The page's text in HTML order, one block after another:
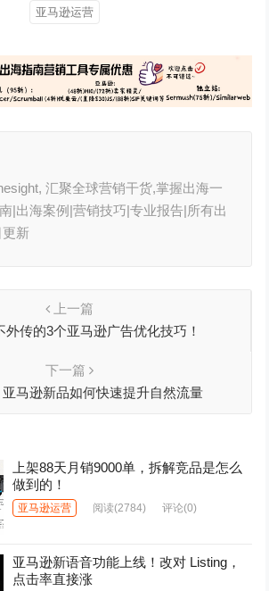
亚马逊运营
汇聚全球营销干货,掌握出海一
|出海案例|营销技巧|专业报告|所有出
新
上一篇
外传的3个亚马逊广告优化技巧！
下一篇
马逊新品如何快速提升自然流量
上架88天月销9000单，拆解竞品是怎么
做到的！
亚马逊运营 阅读(2784) 评论(0)
亚马逊新语音功能上线！改对 Listing，
点击率直接涨